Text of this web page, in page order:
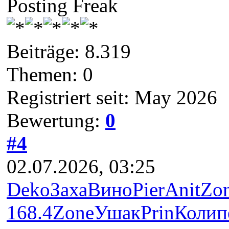
Posting Freak
Beiträge: 8.319
Themen: 0
Registriert seit: May 2026
Bewertung: 0
#4
02.07.2026, 03:25
DekoЗахаВиноPierAnit
168.4ZoneУшакPrinКоли